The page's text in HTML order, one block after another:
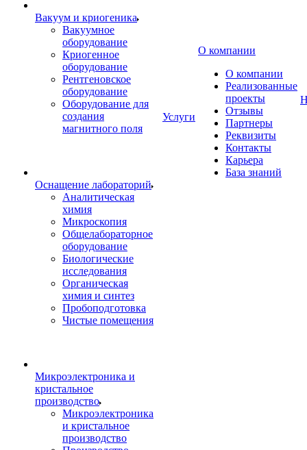
Вакуум и криогеника
Вакуумное
оборудование
Криогенное
оборудование
Рентгеновское
оборудование
Оборудование для
создания
магнитного поля
Оснащение лабораторий
Аналитическая
химия
Микроскопия
Общелабораторное
оборудование
Биологические
исследования
Органическая
химия и синтез
Пробоподготовка
Чистые помещения
Микроэлектроника и
кристальное
производство
Микроэлектроника
и кристальное
производство
Услуги
О компании
О компании
Реализованные
проекты
Отзывы
Партнеры
Реквизиты
Контакты
Карьера
База знаний